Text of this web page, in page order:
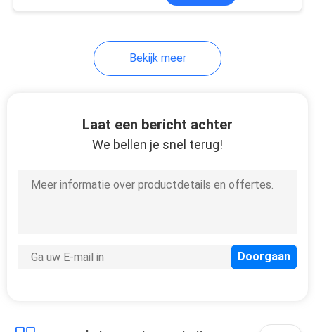
Cigalikeverspreider
Cigarette
Bekijk meer
Laat een bericht achter
We bellen je snel terug!